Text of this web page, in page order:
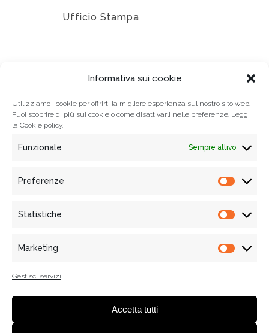
Informativa sui cookie
Utilizziamo i cookie per offrirti la migliore esperienza sul nostro sito web.
Puoi scoprire di più sui cookie o come disattivarli nelle preferenze. Leggi
la Cookie policy.
Funzionale Sempre attivo
Preferenze
Statistiche
Marketing
Gestisci servizi
Accetta tutti
Ufficio Stampa
Informativa Privacy
WebDesign: